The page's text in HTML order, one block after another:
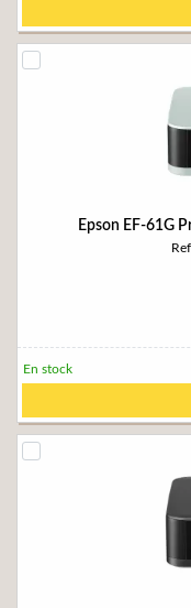
Epson EF-61G
En stock